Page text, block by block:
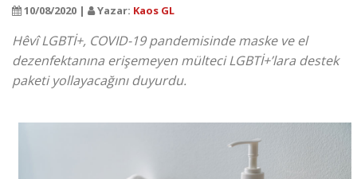
10/08/2020 | Yazar: Kaos GL
Hêvî LGBTİ+, COVID-19 pandemisinde maske ve el
dezenfektanına erişemeyen mülteci LGBTİ+’lara destek
paketi yollayacağını duyurdu.